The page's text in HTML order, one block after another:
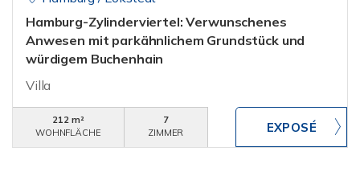
Hamburg-Zylinderviertel: Verwunschenes
Anwesen mit parkähnlichem Grundstück und
würdigem Buchenhain
Villa
212 m²
WOHNFLÄCHE
7
ZIMMER